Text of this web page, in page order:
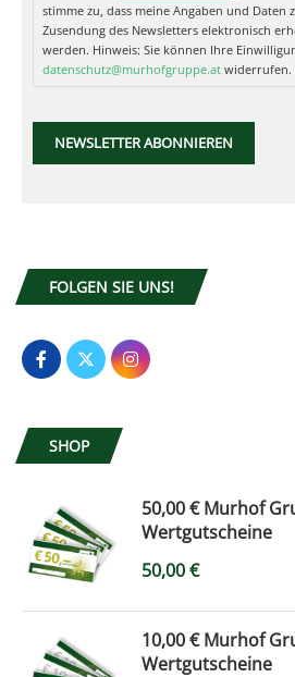
stimme zu, dass meine Angaben und Daten
Zusendung des Newsletters elektronisch
werden. Hinweis: Sie können Ihre
datenschutz@murhofgruppe.at widerrufen.
NEWSLETTER ABONNIEREN
FOLGEN SIE UNS!
SHOP
50,00 € Murhof
Wertgutscheine
50,00€
10,00 € Murhof
Wertgutscheine